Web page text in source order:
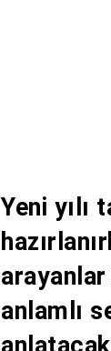
Yeni yılı
anlamlı